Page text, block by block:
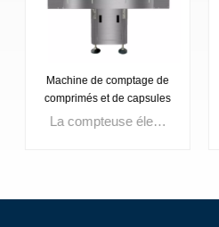
Machine de comptage de
comprimés et de capsules
à canaux multiples BA-La compteuse électronique de grains est le produit phare de l'entreprise. Il s'agit d'un équipement électronique de comptage de grains stable et fiable développé avec succès après une longue période de recherche et d'expériences répétées. Les composants de base et le système de contrôle de l'équipement sont tous des pièces d'origine importées. La machine est principalement composée d'une trémie de chargement, d'un transport de vibrations, d'une détection photoélectrique, d'une interface homme-machine de stockage de poussière, etc. Cette machine est une machine de comptage et de remplissage automatique intelligente, largement utilisée pour le comptage de capsules pour la production à grande échelle dans les hôpitaux, les produits pharmaceutiques. usine etc